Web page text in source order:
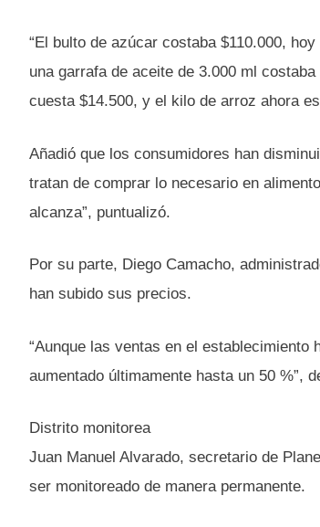
“El bulto de azúcar costaba $110.000,
una garrafa de aceite de 3.000 ml
cuesta $14.500, y el kilo de arroz ahora
Añadió que los consumidores han
tratan de comprar lo necesario en
alcanza”, puntualizó.
Por su parte, Diego Camacho,
han subido sus precios.
“Aunque las ventas en el
aumentado últimamente hasta un 50 %”,
Distrito monitorea
Juan Manuel Alvarado, secretario de
ser monitoreado de manera permanente.